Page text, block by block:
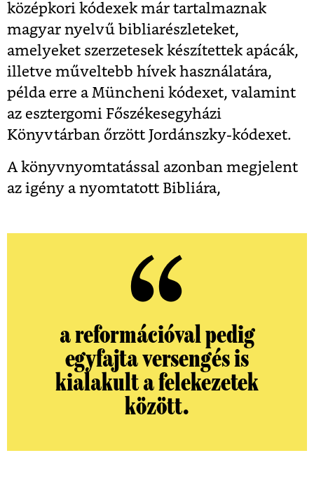
középkori kódexek már tartalmaznak
magyar nyelvű bibliarészleteket,
amelyeket szerzetesek készítettek apácák,
illetve műveltebb hívek használatára,
példa erre a Müncheni kódexet, valamint
az esztergomi Főszékesegyházi
Könyvtárban őrzött Jordánszky-kódexet.
A könyvnyomtatással azonban megjelent
az igény a nyomtatott Bibliára,
a reformációval pedig
egyfajta versengés is
kialakult a felekezetek
között.